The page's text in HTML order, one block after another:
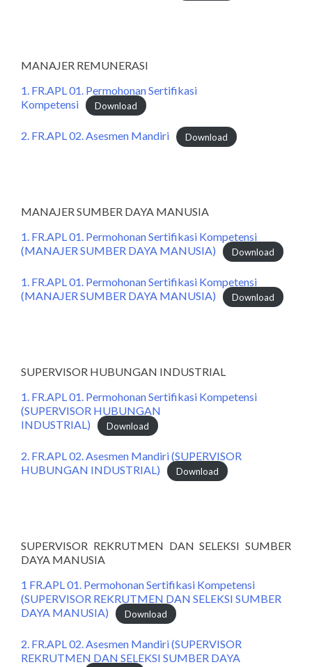
MANAJER REMUNERASI
1. FR.APL 01. Permohonan Sertifikasi
Kompetensi
Download
2. FR.APL 02. Asesmen Mandiri Download
MANAJER SUMBER DAYA MANUSIA
1. FR.APL 01. Permohonan Sertifikasi Kompetensi
(MANAJER SUMBER DAYA MANUSIA)
Download
1. FR.APL 01. Permohonan Sertifikasi Kompetensi
(MANAJER SUMBER DAYA MANUSIA)
Download
SUPERVISOR HUBUNGAN INDUSTRIAL
1. FR.APL 01. Permohonan Sertifikasi Kompetensi
(SUPERVISOR HUBUNGAN
INDUSTRIAL)
Download
2. FR.APL 02. Asesmen Mandiri (SUPERVISOR
HUBUNGAN INDUSTRIAL)
Download
SUPERVISOR REKRUTMEN DAN SELEKSI SUMBER
DAYA MANUSIA
1 FR.APL 01. Permohonan Sertifikasi Kompetensi
(SUPERVISOR REKRUTMEN DAN SELEKSI SUMBER
DAYA MANUSIA)
Download
2. FR.APL 02. Asesmen Mandiri (SUPERVISOR
REKRUTMEN DAN SELEKSI SUMBER DAYA